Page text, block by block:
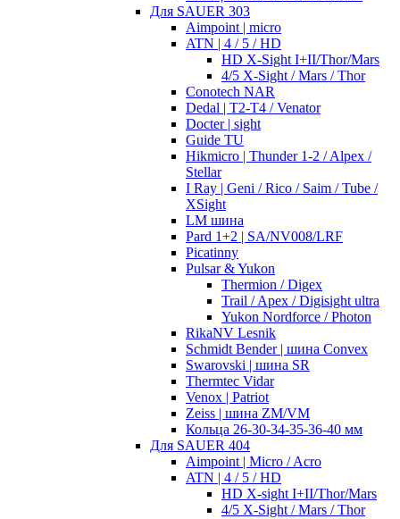
Для SAUER 303
Aimpoint | micro
ATN | 4 / 5 / HD
HD X-Sight I+II/Thor/Mars
4/5 X-Sight / Mars / Thor
Conotech NAR
Dedal | T2-T4 / Venator
Docter | sight
Guide TU
Hikmicro | Thunder 1-2 / Alpex /
Stellar
I Ray | Geni / Rico / Saim / Tube /
XSight
LM шина
Pard 1+2 | SA/NV008/LRF
Picatinny
Pulsar & Yukon
Thermion / Digex
Trail / Apex / Digisight ultra
Yukon Nordforce / Photon
RikaNV Lesnik
Schmidt Bender | шина Convex
Swarovski | шина SR
Thermtec Vidar
Venox | Patriot
Zeiss | шина ZM/VM
Кольца 26-30-34-35-36-40 мм
Для SAUER 404
Aimpoint | Micro / Acro
ATN | 4 / 5 / HD
HD X-sight I+II/Thor/Mars
4/5 X-Sight / Mars / Thor